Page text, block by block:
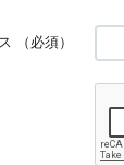
（必須）